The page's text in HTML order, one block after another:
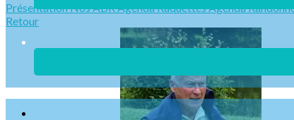
PrésentationNos ABRAgenda RaquettesAgenda
Retour